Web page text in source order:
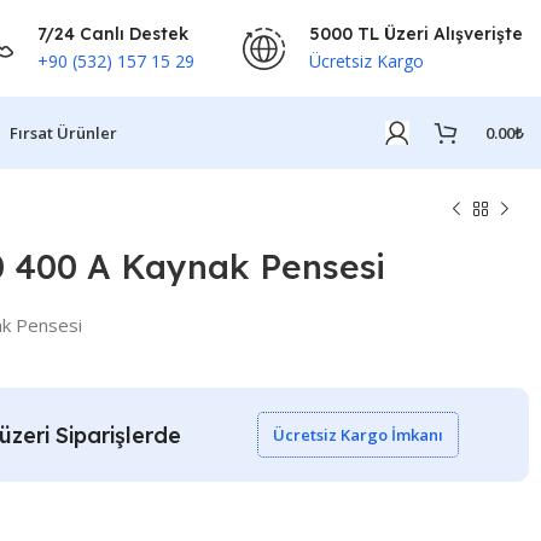
7/24 Canlı Destek
+90 (532) 157 15 29
5000 TL Üzeri Alışverişte
Ücretsiz Kargo
Fırsat Ürünler 0.00₺
400 A Kaynak Pensesi
Pensesi
Siparişlerde Ücretsiz Kargo İmkanı